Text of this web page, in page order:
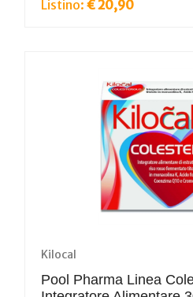
Listino: € 20,90
Kilocal
Pool Pharma Linea